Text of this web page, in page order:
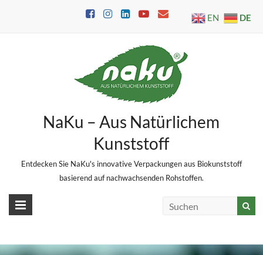
NaKu – Aus Natürlichem
Kunststoff
Entdecken Sie NaKu's innovative Verpackungen aus Biokunststoff
basierend auf nachwachsenden Rohstoffen.
EN DE